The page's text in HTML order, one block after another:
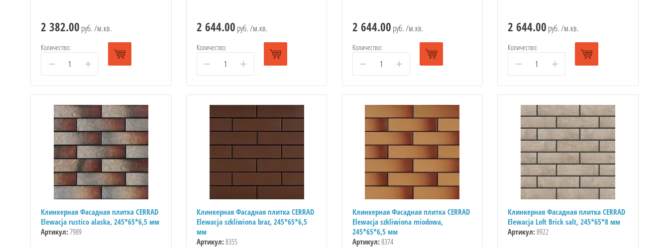
2 382.00 руб. /м.кв.
Количество:
− +
2 644.00 руб. /м.кв.
Количество:
− +
2 644.00 руб. /м.кв.
Количество:
− +
2 644.00 руб. /м.кв.
Количество:
− +
Клинкерная Фасадная плитка CERRAD
Elewacja rustico alaska, 245*65*6,5 мм
Артикул:7989
Клинкерная Фасадная плитка CERRAD
Elewacja szkliwiona braz, 245*65*6,5
мм
Артикул:8355
Клинкерная Фасадная плитка CERRAD
Elewacja szkliwiona miodowa,
245*65*6,5 мм
Артикул:8374
Клинкерная Фасадная плитка CERRAD
Elewacja Loft Brick salt, 245*65*8 мм
Артикул:8922